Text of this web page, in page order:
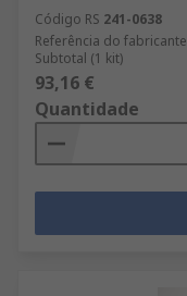
Código RS 241-0638
Referência do fabricante
Subtotal (1 kit)
93,16 €
Quantidade